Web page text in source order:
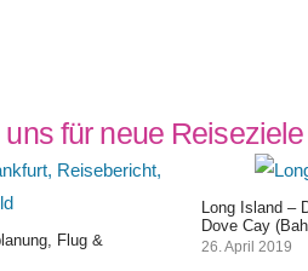
für neue
Flug &
Long Island –
Dove Cay
26. April 2019